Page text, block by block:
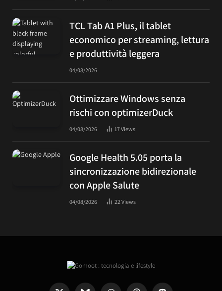
TCL Tab A1 Plus, il tablet
economico per streaming, lettura
e produttività leggera
04/08/2026
Ottimizzare Windows senza
rischi con optimizerDuck
04/08/2026 17Views
Google Health 5.05 porta la
sincronizzazione bidirezionale
con Apple Salute
04/08/2026 22 Views